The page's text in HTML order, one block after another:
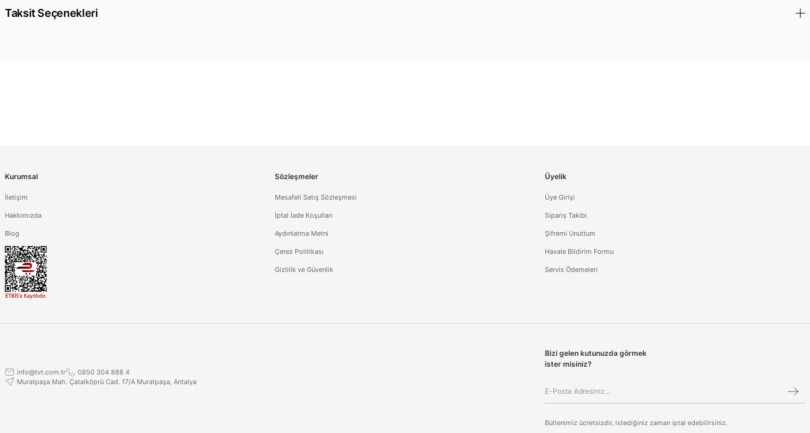
Taksit Seçenekleri
Kurumsal
İletişim
Hakkımızda
Blog
Sözleşmeler
Mesafeli Satış Sözleşmesi
İptal İade Koşulları
Aydınlatma Metni
Çerez Politikası
Gizlilik ve Güvenlik
Üyelik
Üye Girişi
Sipariş Takibi
Şifremi Unuttum
Havale Bildirim Formu
Servis Ödemeleri
info@tvt.com.tr
0850 304 888 4
Muratpaşa Mah. Çatalköprü Cad. 17/A Muratpaşa, Antalya
Bizi gelen kutunuzda görmek
ister misiniz?
Bültenimiz ücretsizdir, istediğiniz zaman iptal edebilirsiniz.